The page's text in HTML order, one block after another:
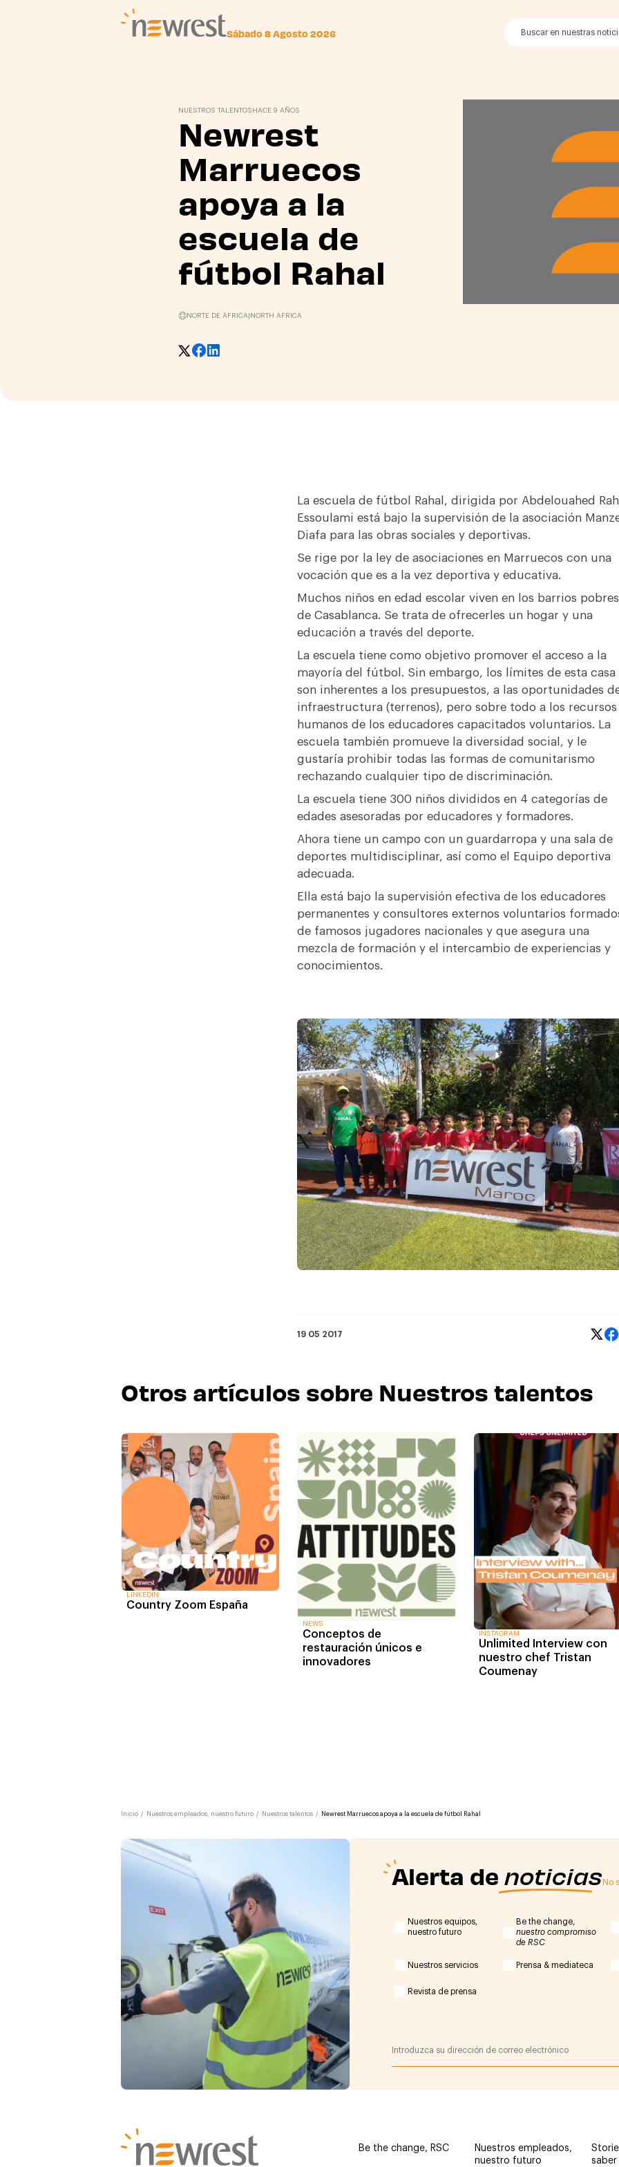
Sábado 8 Agosto 2026
NUESTROS TALENTOS HACE 9 AÑOS
Newrest
Marruecos
apoya a la
escuela de
fútbol Rahal
NORTE DE ÁFRICA| NORTH AFRICA
La escuela de fútbol Rahal, dirigida por Abdelouahed
Essoulami está bajo la supervisión de la asociación
Diafa para las obras sociales y deportivas.
Se rige por la ley de asociaciones en Marruecos con una
vocación que es a la vez deportiva y educativa.
Muchos niños en edad escolar viven en los barrios pobres
de Casablanca. Se trata de ofrecerles un hogar y una
educación a través del deporte.
La escuela tiene como objetivo promover el acceso a la
mayoría del fútbol. Sin embargo, los límites de esta casa
son inherentes a los presupuestos, a las oportunidades
infraestructura (terrenos), pero sobre todo a los recursos
humanos de los educadores capacitados voluntarios. La
escuela también promueve la diversidad social, y le
gustaría prohibir todas las formas de comunitarismo
rechazando cualquier tipo de discriminación.
La escuela tiene 300 niños divididos en 4 categorías de
edades asesoradas por educadores y formadores.
Ahora tiene un campo con un guardarropa y una sala de
deportes multidisciplinar, así como el Equipo deportiva
adecuada.
Ella está bajo la supervisión efectiva de los educadores
permanentes y consultores externos voluntarios
de famosos jugadores nacionales y que asegura una
mezcla de formación y el intercambio de experiencias y
conocimientos.
19 05 2017
Otros artículos sobre Nuestros talentos
LINKEDIN
Country Zoom España
NEWS
Conceptos de
restauración únicos e
innovadores
INSTAGRAM
Unlimited Interview con
nuestro chef Tristan
Coumenay
Inicio / Nuestros empleados, nuestro futuro / Nuestros talentos / Newrest Marruecos apoya a la escuela de fútbol Rahal
Alerta denoticias No
Nuestros equipos,
nuestro futuro
Be the change,
nuestro compromiso
de RSC
Nuestros servicios Prensa & mediateca
Revista de prensa
Be the change, RSC
Nuestros empleados,
nuestro futuro
saber